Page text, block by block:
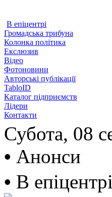
В епіцентрі
Громадська трибуна
Колонка політика
Екслюзив
Відео
Фотоновини
Авторські публікації
TabloID
Каталог підприємств
Лідери
Контакти
Субота, 08
• Анонси
• В епіцентрі